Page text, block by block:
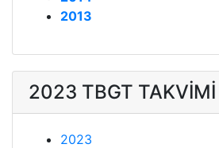
2013
2023 TBGT TAKVİMİ
2023